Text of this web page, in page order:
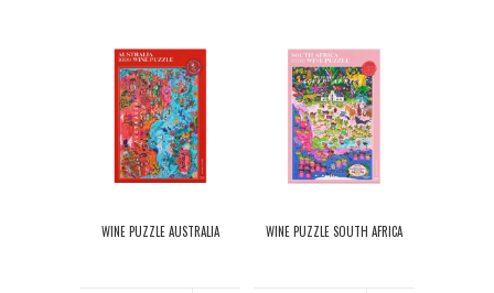
WINE PUZZLE AUSTRALIA WINE PUZZLE SOUTH AFRICA